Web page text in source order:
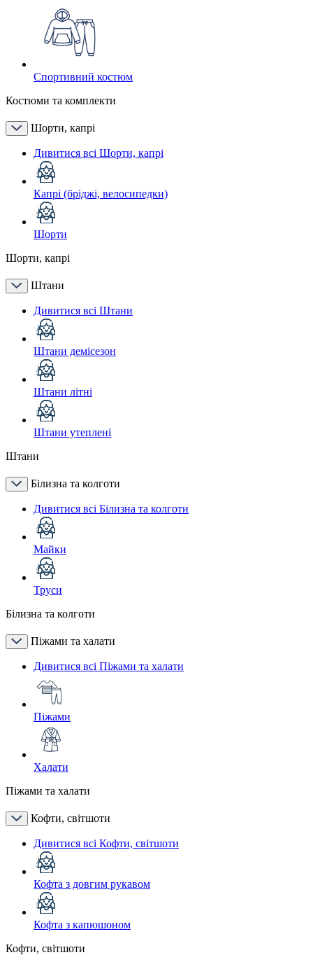
Спортивний костюм
Костюми та комплекти
Шорти, капрі
Дивитися всі Шорти, капрі
Капрі (бріджі, велосипедки)
Шорти
Шорти, капрі
Штани
Дивитися всі Штани
Штани демісезон
Штани літні
Штани утеплені
Штани
Білизна та колготи
Дивитися всі Білизна та колготи
Майки
Труси
Білизна та колготи
Піжами та халати
Дивитися всі Піжами та халати
Піжами
Халати
Піжами та халати
Кофти, світшоти
Дивитися всі Кофти, світшоти
Кофта з довгим рукавом
Кофта з капюшоном
Кофти, світшоти